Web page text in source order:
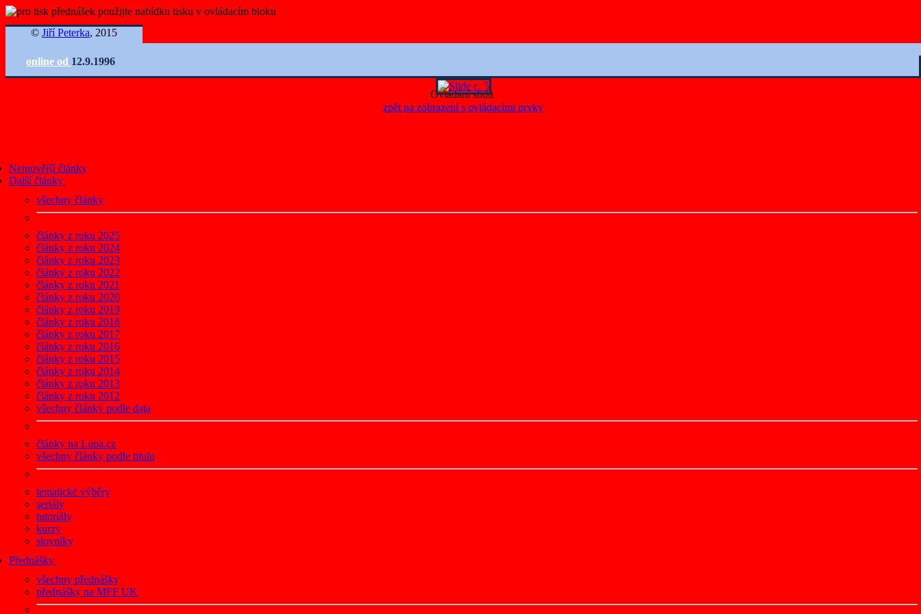
© Jiří Peterka, 2015
online od 12.9.1996
Ovládání slidů
Nejnovější články
Další články
všechny články
články z roku 2025
články z roku 2024
články z roku 2023
články z roku 2022
články z roku 2021
články z roku 2020
články z roku 2019
články z roku 2018
články z roku 2017
články z roku 2016
články z roku 2015
články z roku 2014
články z roku 2013
články z roku 2012
všechny články podle data
články na Lupa.cz
všechny články podle titulu
tematické výběry
seriály
tutoriály
kurzy
slovníky
Přednášky
všechny přednášky
přednášky na MFF UK
zpět na zobrazení s ovládacími prvky